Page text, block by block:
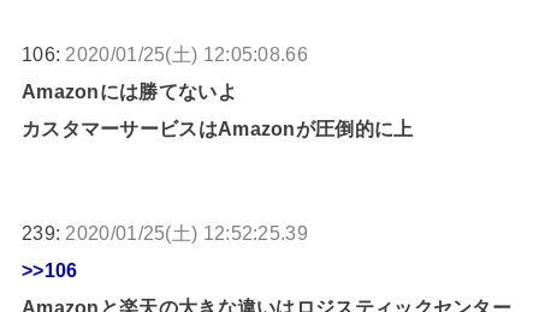
106: 2020/01/25(土) 12:05:08.66
Amazonには勝てないよ
カスタマーサービスはAmazonが圧倒的に上
239: 2020/01/25(土) 12:52:25.39
>>106
Amazonと楽天の大きな違いはロジスティックセンター